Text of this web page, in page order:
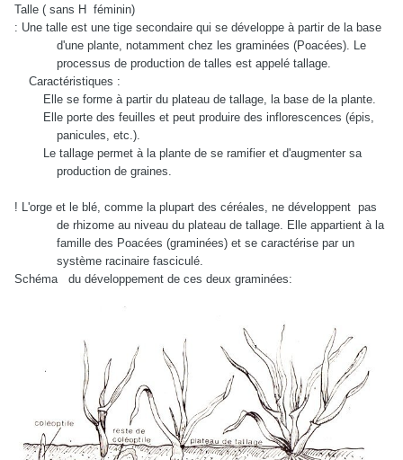
Talle ( sans H
féminin)
: Une talle est une tige secondaire qui se développe à partir de la base
d'une plante, notamment chez les graminées (Poacées). Le
processus de production de talles est appelé tallage.
Caractéristiques :
Elle se forme à partir du plateau de tallage, la base de la plante.
Elle porte des feuilles et peut produire des inflorescences (épis,
panicules, etc.).
Le tallage permet à la plante de se ramifier et d'augmenter sa
production de graines.
! L'orge et le blé, comme la plupart des céréales, ne développent pas
de rhizome au niveau du plateau de tallage. Elle appartient à la
famille des Poacées (graminées) et se caractérise par un
système racinaire fasciculé.
Schéma
du développement de ces deux graminées: